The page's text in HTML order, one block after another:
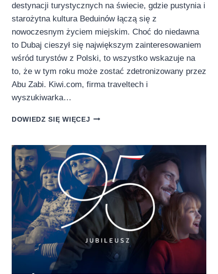
destynacji turystycznych na świecie, gdzie pustynia i
starożytna kultura Beduinów łączą się z
nowoczesnym życiem miejskim. Choć do niedawna
to Dubaj cieszył się największym zainteresowaniem
wśród turystów z Polski, to wszystko wskazuje na
to, że w tym roku może zostać zdetronizowany przez
Abu Zabi. Kiwi.com, firma traveltech i
wyszukiwarka…
DOWIEDZ SIĘ WIĘCEJ JUŻ
A
ABU
ZABI
PRZYCIĄGA
TURYSTÓW
Z
POLSKI